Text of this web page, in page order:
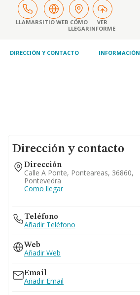
LLAMARSITIO WEB CÓMO
LLEGAR
VER
INFORME
DIRECCIÓN Y CONTACTO
Dirección y contacto
Dirección
Calle A Ponte, Ponteareas, 36860,
Pontevedra
Como llegar
Teléfono
Añadir Teléfono
Web
Añadir Web
Email
Añadir Email